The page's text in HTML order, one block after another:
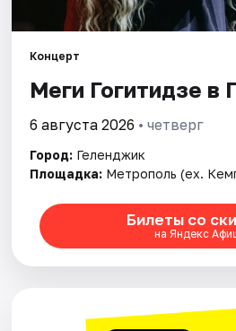
Артисты
Концерт
Меги Гогитидзе в
6 августа 2026 • четверг
Город: Геленджик
Площадка: Метрополь (ex.
Билеты со
на Яндекс